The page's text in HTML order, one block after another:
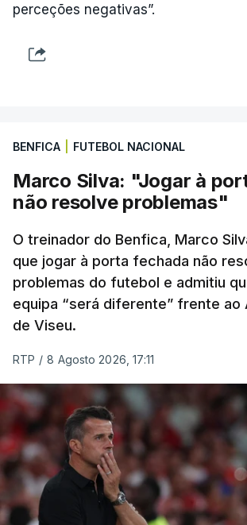
perceções negativas”.
BENFICA FUTEBOL NACIONAL
Marco Silva: "Jogar à
não resolve problemas"
O treinador do Benfica, Marco
que jogar à porta fechada não
problemas do futebol e admitiu
equipa “será diferente” frente ao
de Viseu.
RTP / 8 Agosto 2026, 17:11